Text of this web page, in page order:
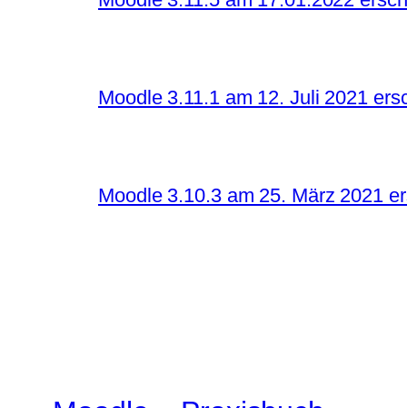
Moodle 3.11.1 am 12. Juli 2021
Moodle 3.10.3 am 25. März 2021